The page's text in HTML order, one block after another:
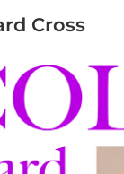
Cross